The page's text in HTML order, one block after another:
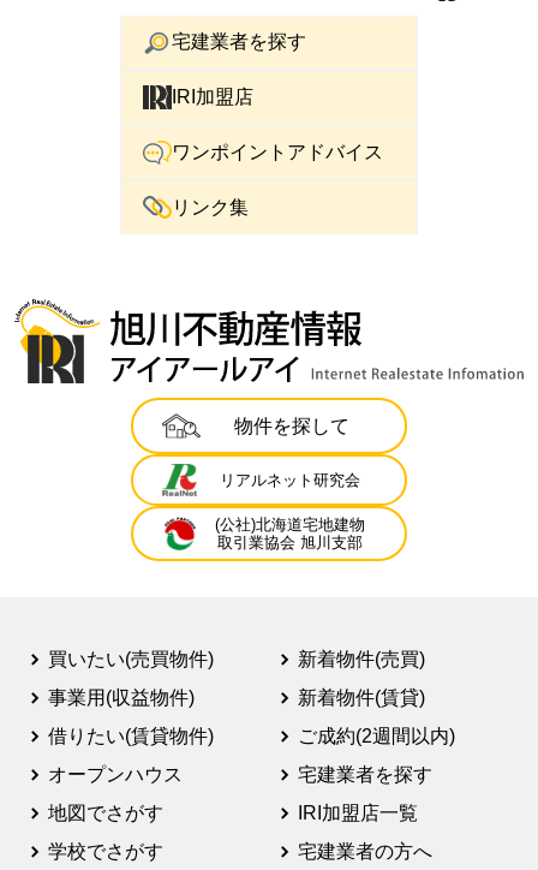
宅建業者を探す
IRI加盟店
ワンポイントアドバイス
リンク集
物件を探して
リアルネット研究会
(公社)北海道宅地建物
取引業協会 旭川支部
買いたい(売買物件)
事業用(収益物件)
借りたい(賃貸物件)
オープンハウス
地図でさがす
学校でさがす
新着物件(売買)
新着物件(賃貸)
ご成約(2週間以内)
宅建業者を探す
IRI加盟店一覧
宅建業者の方へ